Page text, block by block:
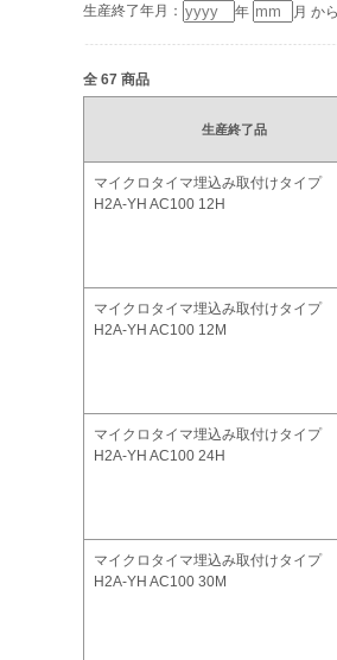
生産終了年月：
年 月 から
全 67 商品
生産終了品
マイクロタイマ埋込み取付けタイプ
H2A-YH AC100 12H
マイクロタイマ埋込み取付けタイプ
H2A-YH AC100 12M
マイクロタイマ埋込み取付けタイプ
H2A-YH AC100 24H
マイクロタイマ埋込み取付けタイプ
H2A-YH AC100 30M